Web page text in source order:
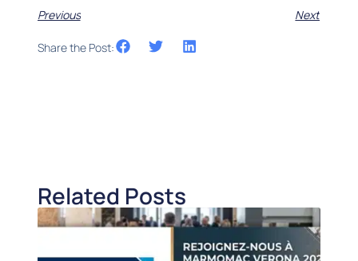
Previous Next
Share the Post:
Related Posts